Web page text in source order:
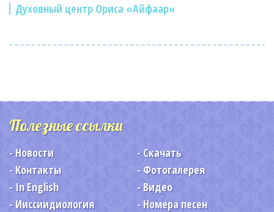
Духовный центр Ориса «Айфаар»
Полезные ссылки
Новости
Скачать
Контакты
Фотогалерея
In English
Видео
Ииссиидиология
Номера песен